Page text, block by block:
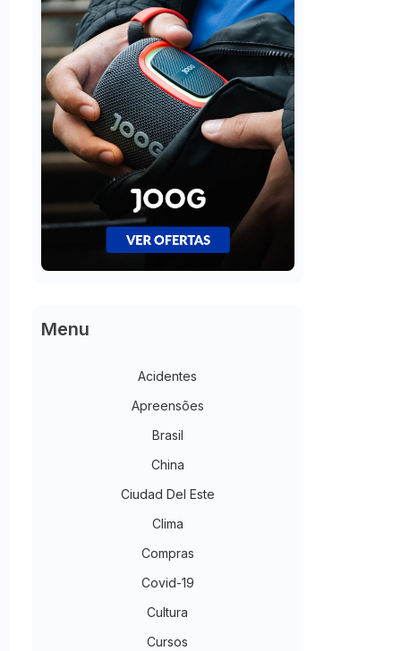
Menu
Acidentes
Apreensões
Brasil
China
Ciudad Del Este
Clima
Compras
Covid-19
Cultura
Cursos